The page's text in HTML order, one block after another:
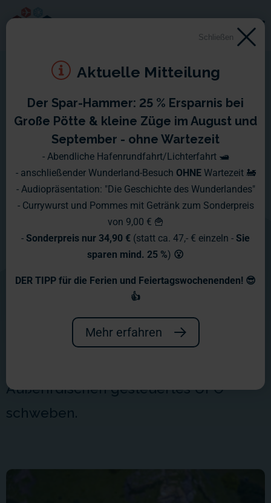
Ufo über
Mitteldeutschland
In Mitteldeutschland ist nicht jeder
Wunderländer von dieser Welt...
Seit geraumer Zeit berichten
Flugobjekt über dem Harz gesichtet
haben. Über einem belebten
Sonnenblumenfeld soll in
Außerirdischen gesteuertes UFO
schweben.
Schließen
Aktuelle Mitteilung
Der Spar-Hammer: 25 % Ersparnis bei
Große Pötte & kleine Züge im August und
September - ohne Wartezeit
- Abendliche Hafenrundfahrt/Lichterfahrt 🛥️
- anschließender Wunderland-Besuch OHNE Wartezeit 🚂
- Audiopräsentation: "Die Geschichte des Wunderlandes"
- Currywurst und Pommes mit Getränk zum Sonderpreis
von 9,00 € 🍟
- Sonderpreis nur 34,90 € (statt ca. 47,- € einzeln - Sie
sparen mind. 25 %) 😮
DER TIPP für die Ferien und Feiertagswochenenden! 😎
👍
Mehr erfahren